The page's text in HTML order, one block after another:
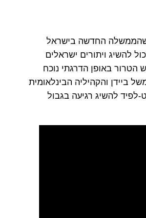
החדשה בישראל
להשיג ויתורים ישראלים
הטרור באופן הדרגתי נוכח
ביידן והקהיליה הבינלאומית
להשיג רגיעה בגבול